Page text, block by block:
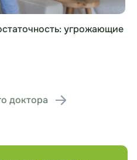
угрожающие
доктора